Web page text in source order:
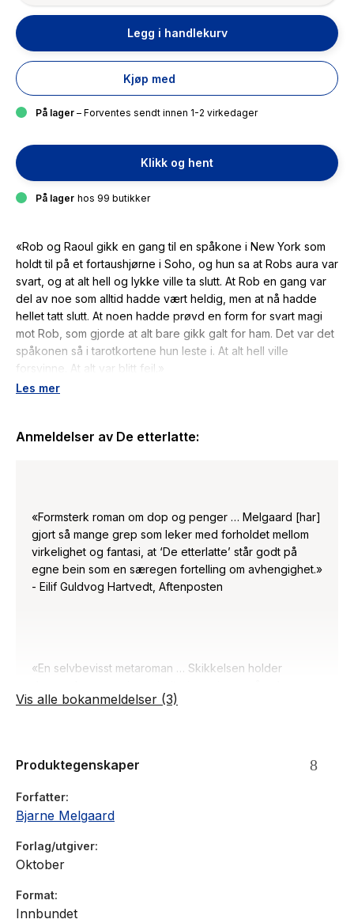
Legg i handlekurv
Kjøp med
På lager – Forventes sendt innen 1-2 virkedager
Klikk og hent
På lager hos 99 butikker
«Rob og Raoul gikk en gang til en spåkone i New York som
holdt til på et fortaushjørne i Soho, og hun sa at Robs aura var
svart, og at alt hell og lykke ville ta slutt. At Rob en gang var
del av noe som alltid hadde vært heldig, men at nå hadde
hellet tatt slutt. At noen hadde prøvd en form for svart magi
mot Rob, som gjorde at alt bare gikk galt for ham. Det var det
spåkonen så i tarotkortene hun leste i. At alt hell ville
forsvinne. At alt var blitt feil.»
Rob Bo'Bel opplever at alt han tar i blir ødelagt. Han lever i
at hunden til Rob er drept. Rob blir hjemsøkt av tankene på
Les mer
Anmeldelser av De etterlatte:
«Formsterk roman om dop og penger … Melgaard [har]
gjort så mange grep som leker med forholdet mellom
virkelighet og fantasi, at ‘De etterlatte’ står godt på
egne bein som en særegen fortelling om avhengighet.»
- Eilif Guldvog Hartvedt, Aftenposten
«En selvbevisst metaroman … Skikkelsen holder
kunsten og rusmidlene som kjærligheten … Melgaards
«Brutalt om sex, drugs og vold … Melgaard påkaller
karriere og livsførsel … Samtidig er det som om han,
ved hjelp av slike nevnte metakommentarer og en mer
generell underliggjøring, ikke bare insisterer på
romanens fiksjonalitet. Han peker også nese til alt som
Vis alle bokanmeldelser (3)
Produktegenskaper
Forfatter
Bjarne Melgaard
Forlag/utgiver
Oktober
Format
Innbundet